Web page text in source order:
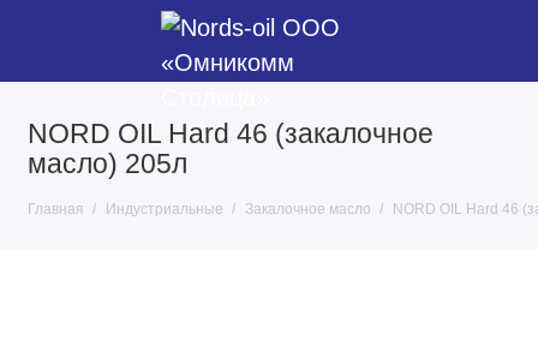
NORD OIL Hard 46 (закалочное
масло) 205л
Главная Индустриальные Закалочное масло NORD OIL Hard 46